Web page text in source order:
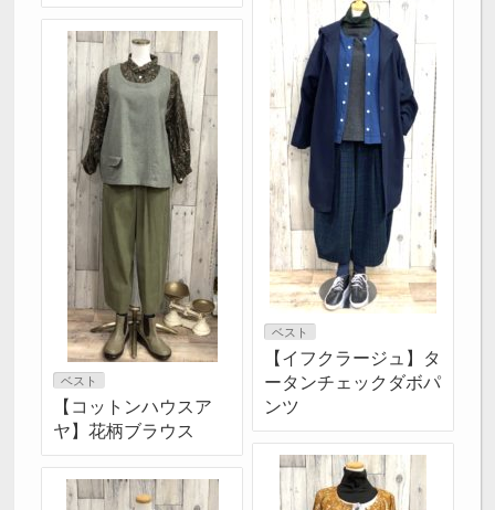
ベスト
【イフクラージュ】タ
ータンチェックダボパ
ンツ
ベスト
【コットンハウスア
ヤ】花柄ブラウス